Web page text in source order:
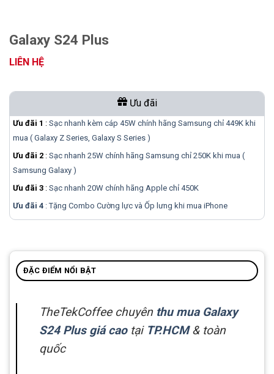
Galaxy S24 Plus
LIÊN HỆ
Ưu đãi
Ưu đãi 1 : Sạc nhanh kèm cáp 45W chính hãng Samsung chỉ 449K khi
mua ( Galaxy Z Series, Galaxy S Series )
Ưu đãi 2 : Sạc nhanh 25W chính hãng Samsung chỉ 250K khi mua (
Samsung Galaxy )
Ưu đãi 3 : Sạc nhanh 20W chính hãng Apple chỉ 450K
Ưu đãi 4 : Tặng Combo Cường lực và Ốp lưng khi mua iPhone
ĐẶC ĐIỂM NỔI BẬT
TheTekCoffee chuyên thu mua Galaxy
S24 Plus giá caotại TP.HCM& toàn
quốc